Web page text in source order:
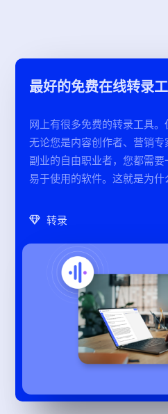
最好的免费在线转录
网上有很多免费的转录工具。
无论您是内容创作者、营销
副业的自由职业者，您都需要
易于使用的软件。这就是为什
转录